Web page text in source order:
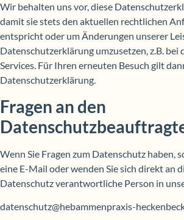
Wir behalten uns vor, diese
damit sie stets den aktuellen rechtlichen
entspricht oder um Änderungen unserer
Datenschutzerklärung umzusetzen, z.B. bei
Services. Für Ihren erneuten Besuch gilt
Datenschutzerklärung.
Fragen an den
Wenn Sie Fragen zum Datenschutz haben,
eine E-Mail oder wenden Sie sich direkt an
Datenschutz verantwortliche Person in
datenschutz@hebammenpraxis-